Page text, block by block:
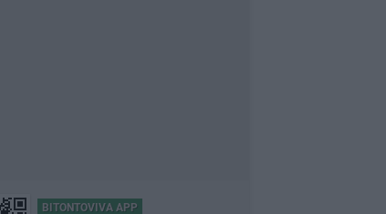
BITONTOVIVA APP